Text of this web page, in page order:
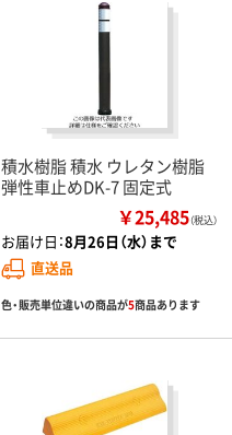
積水樹脂 積水 ウレタン樹脂
弾性車止めDK-7 固定式
￥25,485（税込）
お届け日：8月26日（水）まで
直送品
色・販売単位違いの商品が5商品あります